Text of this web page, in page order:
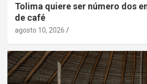
Tolima quiere ser número dos
de café
agosto 10, 2026